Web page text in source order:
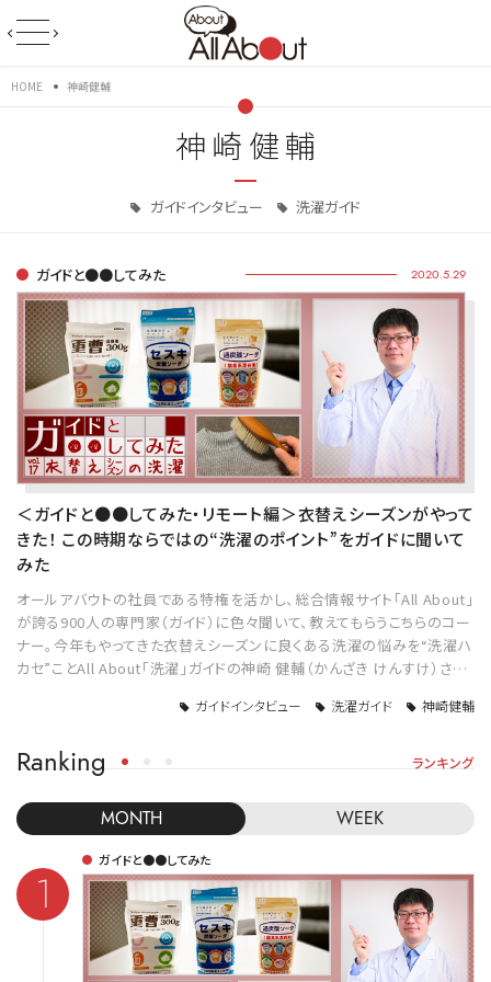
HOME 神崎健輔
神崎健輔
ガイドインタビュー 洗濯ガイド
ガイドと●●してみた 2020.5.29
＜ガイドと●●してみた・リモート編＞衣替えシーズンがやって
きた！ この時期ならではの“洗濯のポイント”をガイドに聞いて
みた
オールアバウトの社員である特権を活かし、総合情報サイト「All About」
が誇る900人の専門家（ガイド）に色々聞いて、教えてもらうこちらのコー
ナー。今年もやってきた衣替えシーズンに良くある洗濯の悩みを“洗濯ハ
カセ”ことAll About「洗濯」ガイドの神崎 健輔（かんざき けんすけ）さ…
ガイドインタビュー 洗濯ガイド 神崎健輔
Ranking ランキング
MONTH WEEK
ガイドと●●してみた